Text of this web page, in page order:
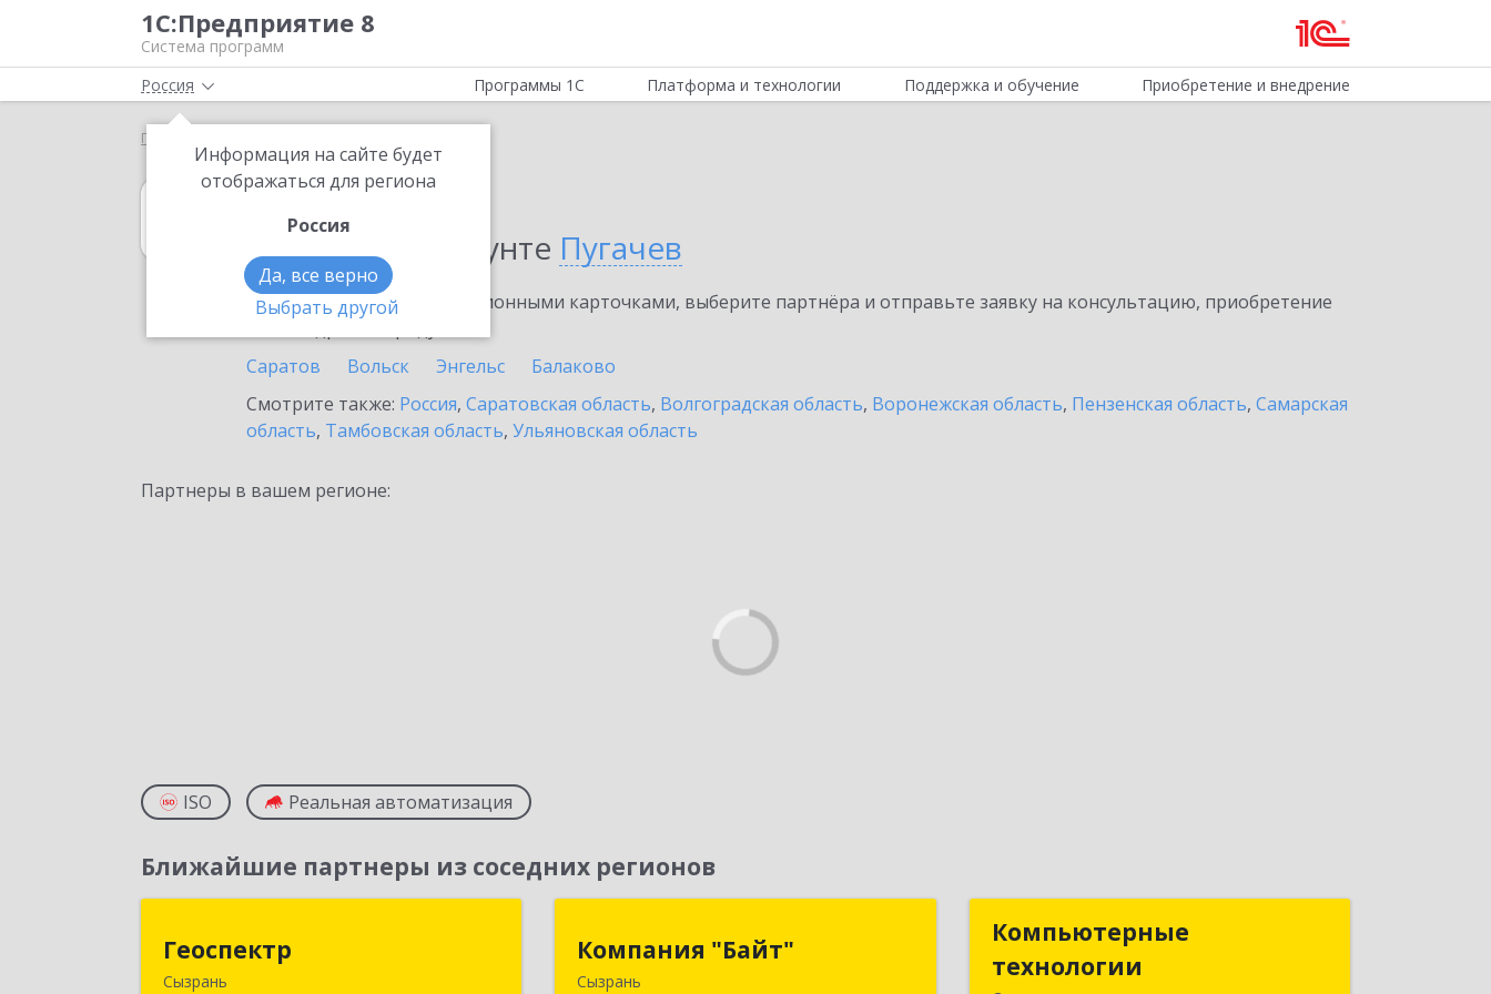
1С:Предприятие 8
Система программ
Россия
Информация на сайте будет
отображаться для региона
Россия
Да, все верно
Выбрать другой
Программы 1С Платформа и технологии Поддержка и обучение Приобретение и внедрение
Главная
1С:Касса
в населенном пунте Пугачев
Ознакомьтесь с информационными карточками, выберите партнёра и отправьте заявку на консультацию, приобретение
Саратов
Вольск Энгельс
Балаково
Смотрите также: Россия, Саратовская область, Волгоградская область, Воронежская область, Пензенская область, Самарская
область, Тамбовская область, Ульяновская область
Партнеры в вашем регионе:
ISO Реальная автоматизация
Ближайшие партнеры из соседних регионов
Геоспектр
Сызрань446001, Самарская обл, Сызрань г,
Компания "Байт"
Сызрань
Компания "Байт"
446011, Самарская обл, г.о. город
Компьютерные
технологии
Компьютерные